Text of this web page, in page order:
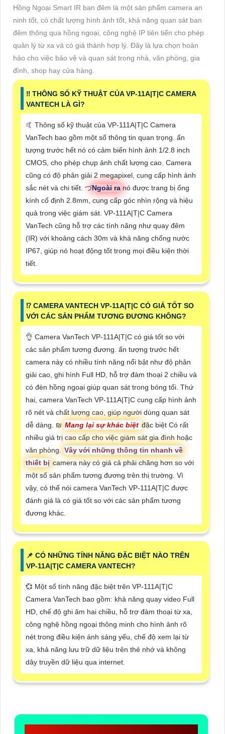
Hồng Ngoại Smart IR ban đêm là một sản phẩm camera an
ninh tốt, có chất lượng hình ảnh tốt, khả năng quan sát ban
đêm thông qua hồng ngoại, công nghệ IP tiên tiến cho phép
quản lý từ xa và có giá thành hợp lý. Đây là lựa chọn hoàn
hảo cho việc bảo vệ và quan sát trong nhà, văn phòng, gia
đình, shop hay cửa hàng.
‼️ THÔNG SỐ KỸ THUẬT CỦA VP-11A|T|C CAMERA
VANTECH LÀ GÌ?
🤙 Thông số kỹ thuật của VP-111A|T|C Camera
VanTech bao gồm một số thông tin quan trọng. ấn
tượng trước hết nó có cảm biến hình ảnh 1/2.8 inch
CMOS, cho phép chụp ảnh chất lượng cao. Camera
cũng có độ phân giải 2 megapixel, cung cấp hình ảnh
sắc nét và chi tiết. づNgoài ra nó được trang bị ống
kính cố định 2.8mm, cung cấp góc nhìn rộng và hiệu
quả trong việc giám sát. VP-111A|T|C Camera
VanTech cũng hỗ trợ các tính năng như quay đêm
(IR) với khoảng cách 30m và khả năng chống nước
IP67, giúp nó hoạt động tốt trong mọi điều kiện thời
tiết.
⁉️ CAMERA VANTECH VP-11A|T|C CÓ GIÁ TỐT SO
VỚI CÁC SẢN PHẨM TƯƠNG ĐƯƠNG KHÔNG?
👌 Camera VanTech VP-111A|T|C có giá tốt so với
các sản phẩm tương đương. ấn tượng trước hết
camera này có nhiều tính năng nổi bật như độ phân
giải cao, ghi hình Full HD, hỗ trợ đàm thoại 2 chiều và
có đèn hồng ngoại giúp quan sát trong bóng tối. Thứ
hai, camera VanTech VP-111A|T|C cung cấp hình ảnh
rõ nét và chất lượng cao, giúp người dùng quan sát
dễ dàng. ₪ Mang lại sự khác biệt đặc biệt Có rất
nhiều giá trị cao cấp cho việc giám sát gia đình hoặc
văn phòng. Vây với những thông tin nhanh về
thiết bị camera này có giá cả phải chăng hơn so với
một số sản phẩm tương đương trên thị trường. Vì
vậy, có thể nói camera VanTech VP-111A|T|C được
đánh giá là có giá tốt so với các sản phẩm tương
đương khác.
📌 CÓ NHỮNG TÍNH NĂNG ĐẶC BIỆT NÀO TRÊN
VP-11A|T|C CAMERA VANTECH?
💞 Một số tính năng đặc biệt trên VP-111A|T|C
Camera VanTech bao gồm: khả năng quay video Full
HD, chế độ ghi âm hai chiều, hỗ trợ đàm thoại từ xa,
công nghệ hồng ngoại thông minh cho hình ảnh rõ
nét trong điều kiện ánh sáng yếu, chế độ xem lại từ
xa, khả năng lưu trữ dữ liệu trên thẻ nhớ và không
dây truyền dữ liệu qua internet.